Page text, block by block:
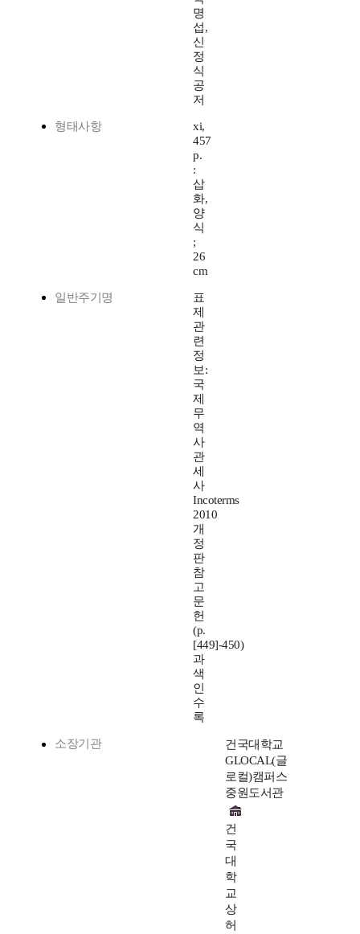
명
섭,
신
정
식
공
저
형태사항
xi,
457
p.
:
삽
화,
양
식
;
26
cm
일반주기명
표
제
관
련
정
보:
국
제
무
역
사
관
세
사
Incoterms
2010
개
정
판
참
고
문
헌
(p.
[449]-450)
과
색
인
수
록
소장기관
건국대학교
GLOCAL(글
로컬)캠퍼스
중원도서관
건
국
대
학
교
상
허